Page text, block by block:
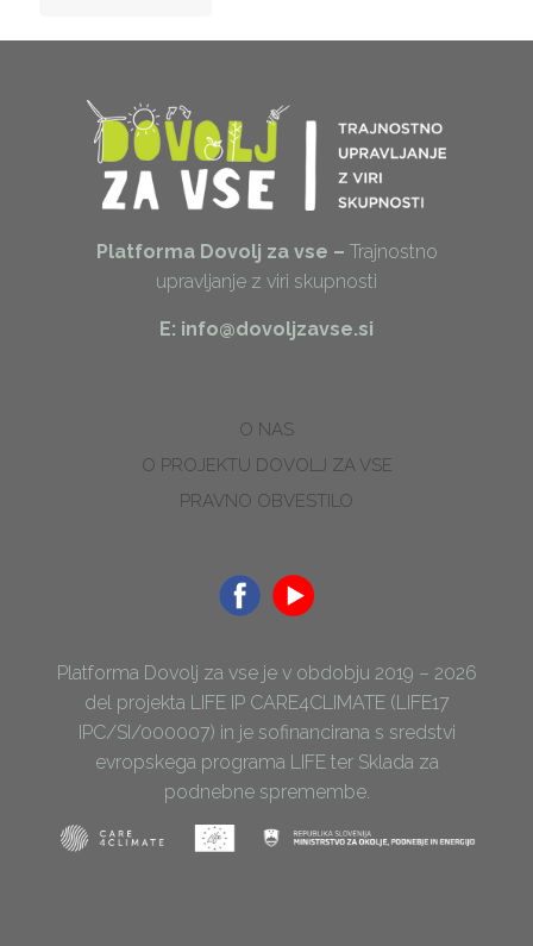
Platforma Dovolj za vse – Trajnostno
upravljanje z viri skupnosti
E: info@dovoljzavse.si
O NAS
O PROJEKTU DOVOLJ ZA VSE
PRAVNO OBVESTILO
Platforma Dovolj za vse je v obdobju 2019 – 2026
del projekta LIFE IP CARE4CLIMATE (LIFE17
IPC/SI/000007) in je sofinancirana s sredstvi
evropskega programa LIFE ter Sklada za
podnebne spremembe.